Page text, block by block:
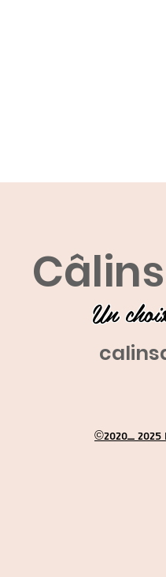
Un
©2020_ 2025